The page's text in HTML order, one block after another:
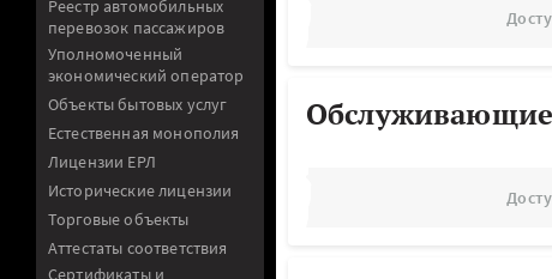
Реестр автомобильных
перевозок пассажиров
Уполномоченный
экономический оператор
Объекты бытовых услуг
Естественная монополия
Лицензии ЕРЛ
Исторические лицензии
Торговые объекты
Аттестаты соответствия
Сертификаты и